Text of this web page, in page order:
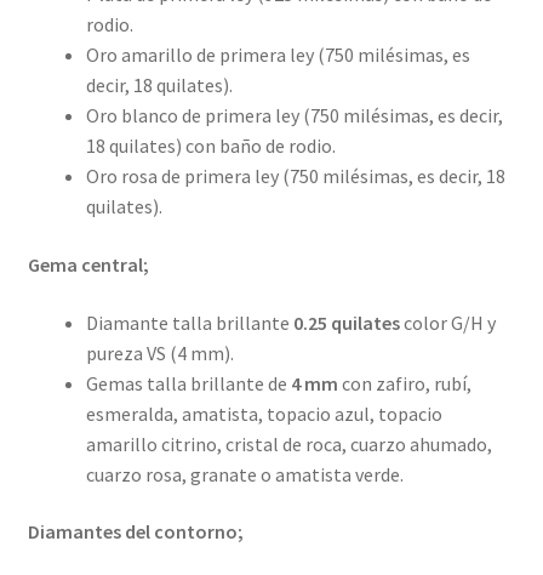
rodio.
Oro amarillo de primera ley (750 milésimas, es
decir, 18 quilates).
Oro blanco de primera ley (750 milésimas, es decir,
18 quilates) con baño de rodio.
Oro rosa de primera ley (750 milésimas, es decir, 18
quilates).
Gema central;
Diamante talla brillante 0.25 quilatescolor G/H y
pureza VS (4 mm).
Gemas talla brillante de 4 mm con zafiro, rubí,
esmeralda, amatista, topacio azul, topacio
amarillo citrino, cristal de roca, cuarzo ahumado,
cuarzo rosa, granate o amatista verde.
Diamantes del contorno;